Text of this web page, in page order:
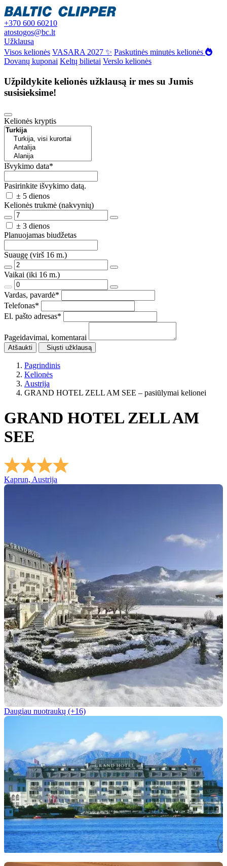
+370 600 60210
atostogos@bc.lt
Užklausa
Visos kelionės VASARA 2027 ✨ Paskutinės minutės kelionės
Dovanų kuponai Keltų bilietai Verslo kelionės
Užpildykite kelionės užklausą ir mes su Jumis
susisieksime!
Kelionės kryptis
Išvykimo data*
Pasirinkite išvykimo datą.
± 5 dienos
Kelionės trukmė (nakvynių)
± 3 dienos
Planuojamas biudžetas
Suaugę (virš 16 m.)
Vaikai (iki 16 m.)
Vardas, pavardė*
Telefonas*
El. pašto adresas*
Pageidavimai, komentarai
Atšaukti Siųsti užklausą
Pagrindinis
Kelionės
Austrija
GRAND HOTEL ZELL AM SEE – pasiūlymai kelionei
GRAND HOTEL ZELL AM
SEE
Kaprun, Austrija
Daugiau nuotraukų (+16)